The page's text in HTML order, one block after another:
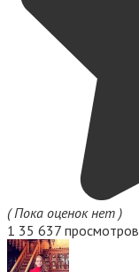
( Пока оценок нет )
1 35 637 просмотров